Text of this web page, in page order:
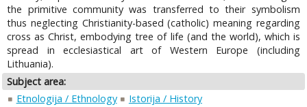
the primitive community was transferred to their symbolism
thus neglecting Christianity-based (catholic) meaning regarding
cross as Christ, embodying tree of life (and the world), which is
spread in ecclesiastical art of Western Europe (including
Lithuania).
Subject area:
Etnologija / Ethnology
Istorija / History